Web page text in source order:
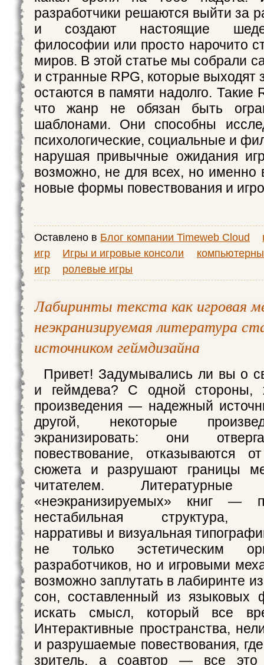
разработчики решаются выйти за
и создают настоящие
философии или просто нарочито
миров. В этой статье мы собрали
и странные RPG, которые выходят
остаются в памяти надолго. Такие
что жанр не обязан быть
шаблонами. Они способны
психологические, социальные и
нарушая привычные ожидания
возможно, не для всех, но именно
новые формы повествования и
Оставлено в Блог компании Timeweb Cloud
игр
Игры и игровые консоли
игр
ролевые игры
Лабиринты текста как игровая
неэкранизируемая литература
источником геймдизайна
Привет! Задумывались ли вы о
и геймдева? С одной стороны,
произведения — надежный
другой, некоторые
экранизировать: они
повествование, отказываются
сюжета и разрушают границы
читателем.
«неэкранизируемых» книг —
нестабильная структура,
нарративы и визуальная
не только эстетическим
разработчиков, но и игровыми
возможно заплутать в лабиринте
сон, составленный из языковых
искать смысл, который все
Интерактивные пространства,
и разрушаемые повествования,
зритель, а соавтор — все это